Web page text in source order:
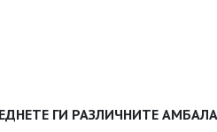
ГИ РАЗЛИЧНИТЕ